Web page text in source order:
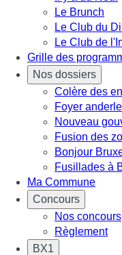
Le Brunch
Le Club du
Le Club de
Grille des
Nos dossiers
Colère des
Foyer
Nouveau
Fusion des
Bonjour
Fusillades à
Ma Commune
Concours
Nos concours
Règlement
BX1